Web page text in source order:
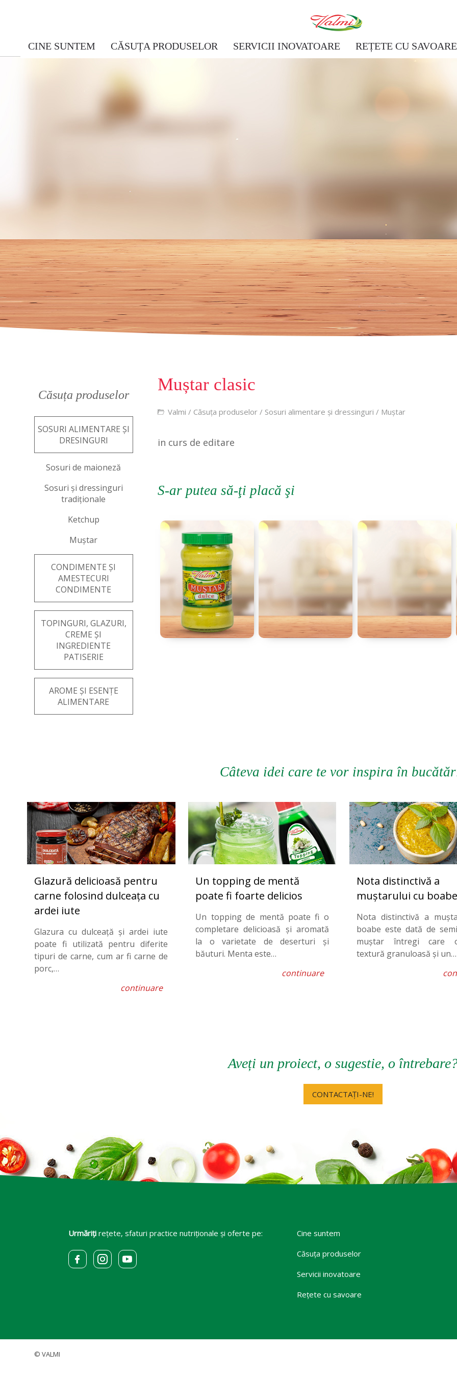
CINE SUNTEM CĂSUȚA PRODUSELOR SERVICII INOVATOARE REȚETE CU SAVOARE
Muștar clasic
Valmi / Căsuța produselor / Sosuri alimentare și dressinguri / Muștar
in curs de editare
S-ar putea să-ţi placă şi
Căsuța produselor
SOSURI ALIMENTARE ȘI
DRESINGURI
Sosuri de maioneză
Sosuri și dressinguri
tradiționale
Ketchup
Muștar
CONDIMENTE ȘI
AMESTECURI
CONDIMENTE
TOPINGURI, GLAZURI,
CREME ȘI
INGREDIENTE
PATISERIE
AROME ȘI ESENȚE
ALIMENTARE
Câteva idei care te vor inspira în
Glazură delicioasă pentru
carne folosind dulceața cu
ardei iute
Glazura cu dulceață și ardei iute
poate fi utilizată pentru diferite
tipuri de carne, cum ar fi carne de
porc,…
continuare
Un topping de mentă
poate fi foarte delicios
Un topping de mentă poate fi o
completare delicioasă și aromată
la o varietate de deserturi și
băuturi. Menta este…
continuare
Nota distinctivă a
muștarului cu
Nota distinctivă a
boabe este dată de
muștar întregi care
textură granuloasă și un…
Aveți un proiect, o sugestie, o
CONTACTAȚI-NE!
Urmăriți rețete, sfaturi practice nutriționale și oferte pe:
Cine suntem
Căsuța produselor
Servicii inovatoare
Rețete cu savoare
© VALMI